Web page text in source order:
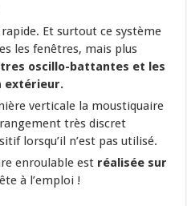
Et surtout ce système
les fenêtres, mais plus
oscillo-battantes et les
extérieur.
verticale la moustiquaire
très discret
lorsqu’il n’est pas utilisé.
enroulable est réalisée sur
à l’emploi !